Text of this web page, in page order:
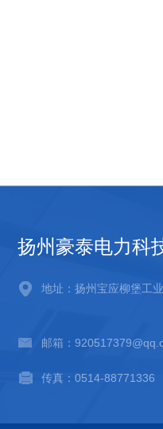
扬州豪泰电力科
地址：扬州宝应柳堡工
邮箱：
传真：0514-88771336